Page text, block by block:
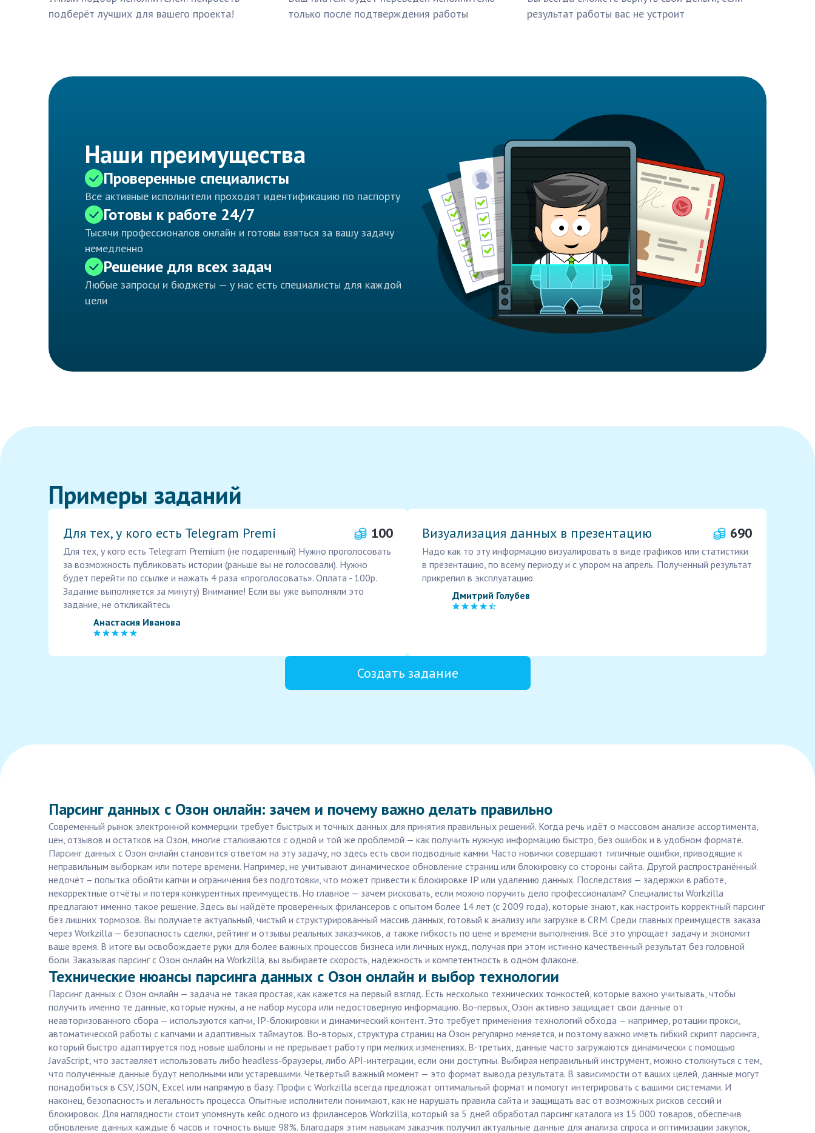
подберёт лучших для вашего проекта!
только после подтверждения работы
результат работы вас не устроит
Наши преимущества
Проверенные специалисты
Все активные исполнители проходят идентификацию по паспорту
Готовы к работе 24/7
Тысячи профессионалов онлайн и готовы взяться за вашу задачу
немедленно
Решение для всех задач
Любые запросы и бюджеты — у нас есть специалисты для каждой
цели
Примеры заданий
Для тех, у кого есть Telegram Premi 100
Для тех, у кого есть Telegram Premium (не подаренный) Нужно проголосовать
за возможность публиковать истории (раньше вы не голосовали). Нужно
будет перейти по ссылке и нажать 4 раза «проголосовать». Оплата - 100р.
Задание выполняется за минуту) Внимание! Если вы уже выполняли это
задание, не откликайтесь
Анастасия Иванова
Визуализация данных в презентацию 690
Надо как то эту информацию визуалировать в виде графиков или статистики
в презентацию, по всему периоду и с упором на апрель. Полученный результат
прикрепил в эксплуатацию.
Дмитрий Голубев
Создать задание
Парсинг данных с Озон онлайн: зачем и почему важно делать правильно
Современный рынок электронной коммерции требует быстрых и точных данных для принятия правильных решений. Когда речь идёт о массовом анализе ассортимента,
цен, отзывов и остатков на Озон, многие сталкиваются с одной и той же проблемой — как получить нужную информацию быстро, без ошибок и в удобном формате.
Парсинг данных с Озон онлайн становится ответом на эту задачу, но здесь есть свои подводные камни. Часто новички совершают типичные ошибки, приводящие к
неправильным выборкам или потере времени. Например, не учитывают динамическое обновление страниц или блокировку со стороны сайта. Другой распространённый
недочёт – попытка обойти капчи и ограничения без подготовки, что может привести к блокировке IP или удалению данных. Последствия — задержки в работе,
некорректные отчёты и потеря конкурентных преимуществ. Но главное — зачем рисковать, если можно поручить дело профессионалам? Специалисты Workzilla
предлагают именно такое решение. Здесь вы найдёте проверенных фрилансеров с опытом более 14 лет (с 2009 года), которые знают, как настроить корректный парсинг
без лишних тормозов. Вы получаете актуальный, чистый и структурированный массив данных, готовый к анализу или загрузке в CRM. Среди главных преимуществ заказа
через Workzilla — безопасность сделки, рейтинг и отзывы реальных заказчиков, а также гибкость по цене и времени выполнения. Всё это упрощает задачу и экономит
ваше время. В итоге вы освобождаете руки для более важных процессов бизнеса или личных нужд, получая при этом истинно качественный результат без головной
боли. Заказывая парсинг с Озон онлайн на Workzilla, вы выбираете скорость, надёжность и компетентность в одном флаконе.
Технические нюансы парсинга данных с Озон онлайн и выбор технологии
Парсинг данных с Озон онлайн — задача не такая простая, как кажется на первый взгляд. Есть несколько технических тонкостей, которые важно учитывать, чтобы
получить именно те данные, которые нужны, а не набор мусора или недостоверную информацию. Во-первых, Озон активно защищает свои данные от
неавторизованного сбора — используются капчи, IP-блокировки и динамический контент. Это требует применения технологий обхода — например, ротации прокси,
автоматической работы с капчами и адаптивных таймаутов. Во-вторых, структура страниц на Озон регулярно меняется, и поэтому важно иметь гибкий скрипт парсинга,
который быстро адаптируется под новые шаблоны и не прерывает работу при мелких изменениях. В-третьих, данные часто загружаются динамически с помощью
JavaScript, что заставляет использовать либо headless-браузеры, либо API-интеграции, если они доступны. Выбирая неправильный инструмент, можно столкнуться с тем,
что полученные данные будут неполными или устаревшими. Четвёртый важный момент — это формат вывода результата. В зависимости от ваших целей, данные могут
понадобиться в CSV, JSON, Excel или напрямую в базу. Профи с Workzilla всегда предложат оптимальный формат и помогут интегрировать с вашими системами. И
наконец, безопасность и легальность процесса. Опытные исполнители понимают, как не нарушать правила сайта и защищать вас от возможных рисков сессий и
блокировок. Для наглядности стоит упомянуть кейс одного из фрилансеров Workzilla, который за 5 дней обработал парсинг каталога из 15 000 товаров, обеспечив
обновление данных каждые 6 часов и точность выше 98%. Благодаря этим навыкам заказчик получил актуальные данные для анализа спроса и оптимизации закупок,